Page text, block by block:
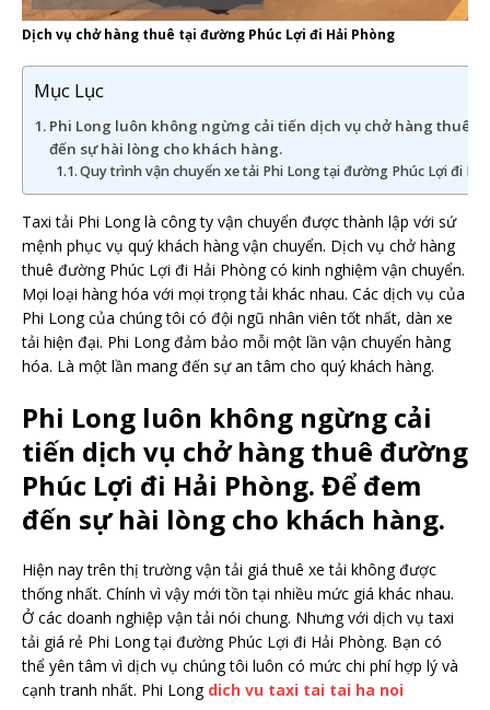
Dịch vụ chở hàng thuê tại đường Phúc Lợi đi Hải Phòng
Mục Lục
Phi Long luôn không ngừng cải tiến dịch vụ chở hàng thuê
đến sự hài lòng cho khách hàng.
Quy trình vận chuyển xe tải Phi Long tại đường Phúc Lợi đi
Taxi tải Phi Long là công ty vận chuyển được thành lập với sứ
mệnh phục vụ quý khách hàng vận chuyển. Dịch vụ chở hàng
thuê đường Phúc Lợi đi Hải Phòng có kinh nghiệm vận chuyển.
Mọi loại hàng hóa với mọi trọng tải khác nhau. Các dịch vụ của
Phi Long của chúng tôi có đội ngũ nhân viên tốt nhất, dàn xe
tải hiện đại. Phi Long đảm bảo mỗi một lần vận chuyển hàng
hóa. Là một lần mang đến sự an tâm cho quý khách hàng.
Phi Long luôn không ngừng cải
tiến dịch vụ chở hàng thuê đường
Phúc Lợi đi Hải Phòng. Để đem
đến sự hài lòng cho khách hàng.
Hiện nay trên thị trường vận tải giá thuê xe tải không được
thống nhất. Chính vì vậy mới tồn tại nhiều mức giá khác nhau.
Ở các doanh nghiệp vận tải nói chung. Nhưng với dịch vụ taxi
tải giá rẻ Phi Long tại đường Phúc Lợi đi Hải Phòng. Bạn có
thể yên tâm vì dịch vụ chúng tôi luôn có mức chi phí hợp lý và
cạnh tranh nhất. Phi Long dich vu taxi tai tai ha noi